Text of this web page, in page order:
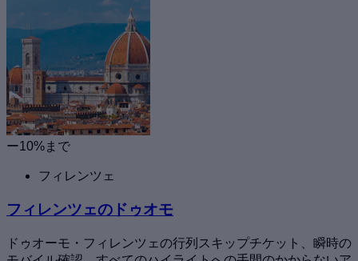
ー10%まで
フィレンツェ
フィレンツェのドゥオモ
ドゥオーモ・フィレンツェの行列スキップチケット、瞬時の